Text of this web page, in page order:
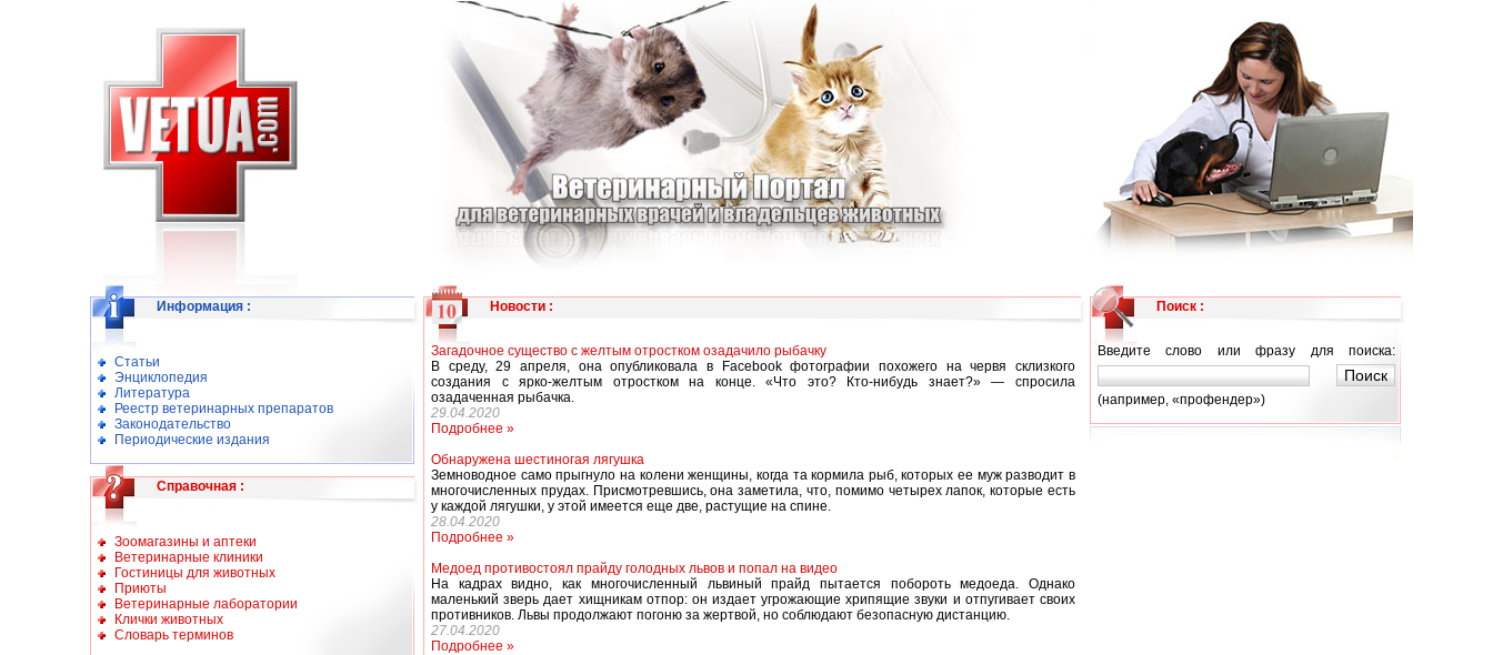
Информация :
Статьи
Энциклопедия
Литература
Реестр ветеринарных препаратов
Законодательство
Периодические издания
Справочная :
Зоомагазины и аптеки
Ветеринарные клиники
Гостиницы для животных
Приюты
Ветеринарные лаборатории
Клички животных
Словарь терминов
Новости :
Загадочное существо с желтым отростком озадачило рыбачку
В среду, 29 апреля, она опубликовала в Facebook фотографии похожего на червя склизкого
создания с ярко-желтым отростком на конце. «Что это? Кто-нибудь знает?» — спросила
озадаченная рыбачка.
29.04.2020
Подробнее »
Обнаружена шестиногая лягушка
Земноводное само прыгнуло на колени женщины, когда та кормила рыб, которых ее муж разводит в
многочисленных прудах. Присмотревшись, она заметила, что, помимо четырех лапок, которые есть
у каждой лягушки, у этой имеется еще две, растущие на спине.
28.04.2020
Подробнее »
Медоед противостоял прайду голодных львов и попал на видео
На кадрах видно, как многочисленный львиный прайд пытается побороть медоеда. Однако
маленький зверь дает хищникам отпор: он издает угрожающие хрипящие звуки и отпугивает своих
противников. Львы продолжают погоню за жертвой, но соблюдают безопасную дистанцию.
27.04.2020
Подробнее »
Поиск :
Введите слово или фразу для поиска:
(например, «профендер»)